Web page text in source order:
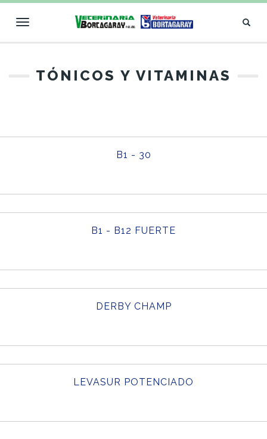
Toggle
BORTAGARAY
TÓNICOS Y VITAMINAS
B1 - 30
B1 - B12 FUERTE
DERBY CHAMP
LEVASUR POTENCIADO